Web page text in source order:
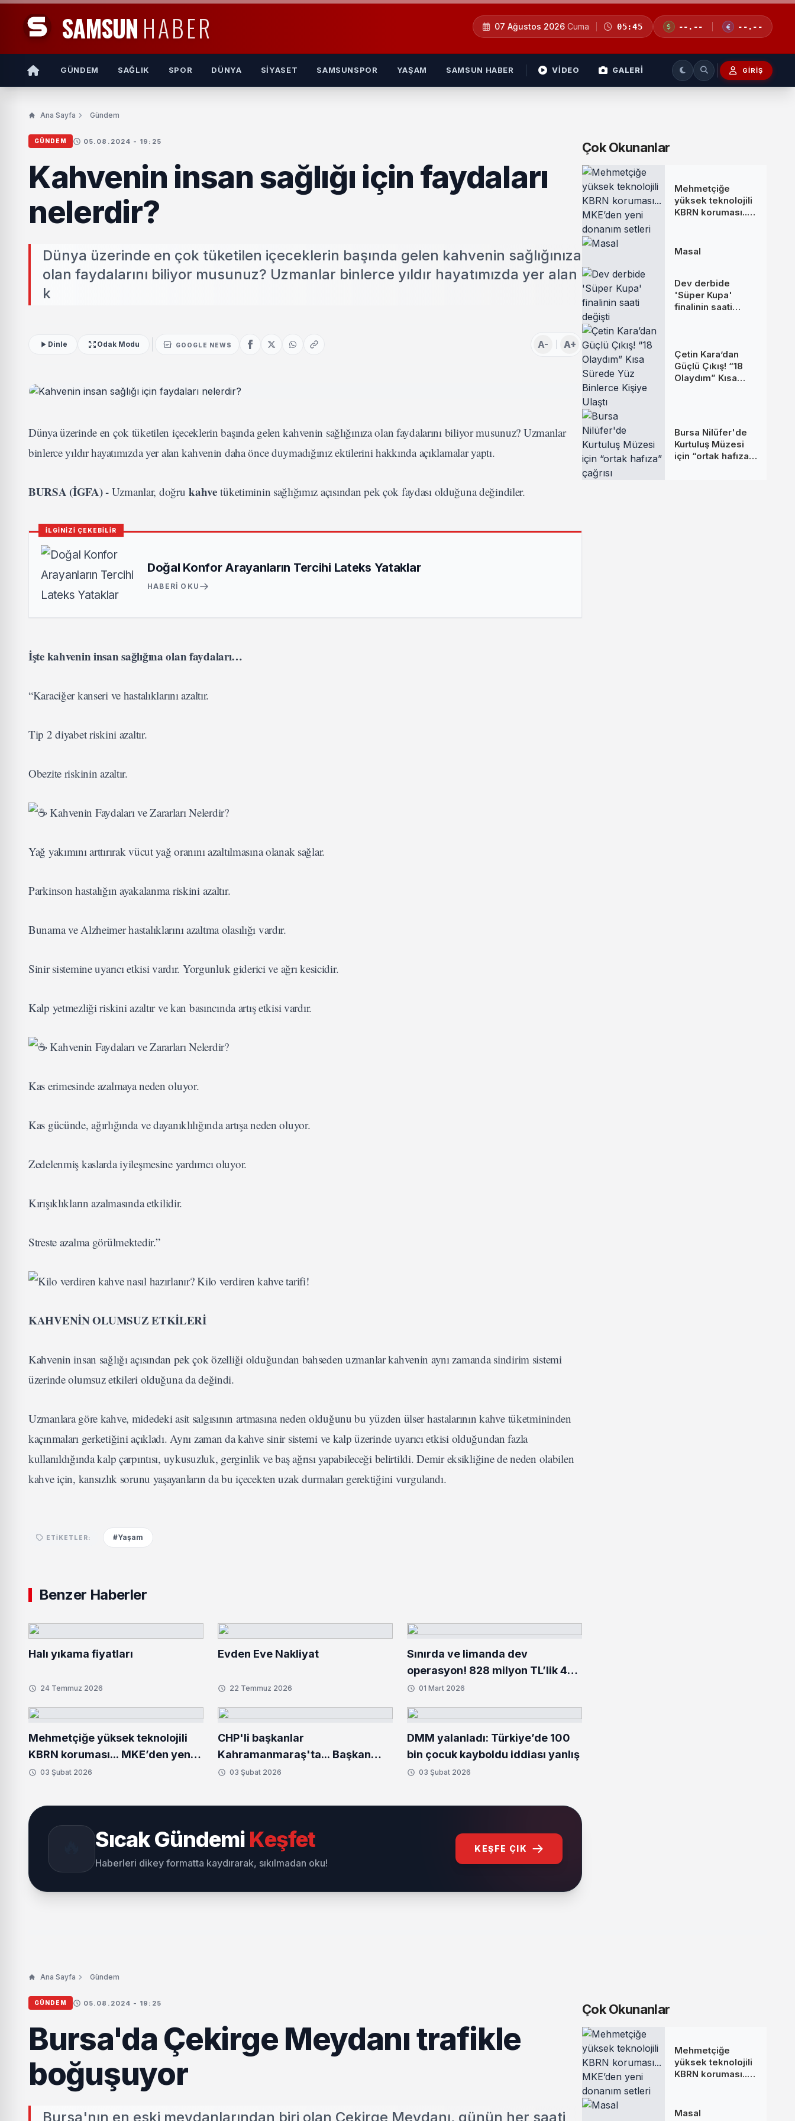
SAMSUN HABER 07 Ağustos 2026 Cuma 05:45 --.-- --.--
GÜNDEM SAĞLIK SPOR DÜNYA SIYASET SAMSUNSPOR YAŞAM SAMSUN HABER VİDEO GALERİ GIRIŞ
Ana Sayfa Gündem
GÜNDEM 05.08.2024 - 19:25
Kahvenin insan sağlığı için faydaları
nelerdir?
Dünya üzerinde en çok tüketilen içeceklerin başında gelen kahvenin sağlığınıza
olan faydalarını biliyor musunuz? Uzmanlar binlerce yıldır hayatımızda yer alan
k
Dinle Odak Modu GOOGLE NEWS A- A+
Dünya üzerinde en çok tüketilen içeceklerin başında gelen kahvenin sağlığınıza olan faydalarını biliyor musunuz? Uzmanlar
binlerce yıldır hayatımızda yer alan kahvenin daha önce duymadığınız ektilerini hakkında açıklamalar yaptı.
BURSA (İGFA) - Uzmanlar, doğru kahvetüketiminin sağlığımız açısından pek çok faydası olduğuna değindiler.
İLGİNİZİ ÇEKEBİLİR
Doğal Konfor Arayanların Tercihi Lateks Yataklar
HABERI OKU
İşte kahvenin insan sağlığına olan faydaları…
“Karaciğer kanseri ve hastalıklarını azaltır.
Tip 2 diyabet riskini azaltır.
Obezite riskinin azaltır.
Yağ yakımını arttırırak vücut yağ oranını azaltılmasına olanak sağlar.
Parkinson hastalığın ayakalanma riskini azaltır.
Bunama ve Alzheimer hastalıklarını azaltma olasılığı vardır.
Sinir sistemine uyarıcı etkisi vardır. Yorgunluk giderici ve ağrı kesicidir.
Kalp yetmezliği riskini azaltır ve kan basıncında artış etkisi vardır.
Kas erimesinde azalmaya neden oluyor.
Kas gücünde, ağırlığında ve dayanıklılığında artışa neden oluyor.
Zedelenmiş kaslarda iyileşmesine yardımcı oluyor.
Kırışıklıkların azalmasında etkilidir.
Streste azalma görülmektedir.”
KAHVENİN OLUMSUZ ETKİLERİ
Kahvenin insan sağlığı açısından pek çok özelliği olduğundan bahseden uzmanlar kahvenin aynı zamanda sindirim sistemi
üzerinde olumsuz etkileri olduğuna da değindi.
Uzmanlara göre kahve, midedeki asit salgısının artmasına neden olduğunu bu yüzden ülser hastalarının kahve tüketmininden
kaçınmaları gerketiğini açıkladı. Aynı zaman da kahve sinir sistemi ve kalp üzerinde uyarıcı etkisi olduğundan fazla
kullanıldığında kalp çarpıntısı, uykusuzluk, gerginlik ve baş ağrısı yapabileceği belirtildi. Demir eksikliğine de neden olabilen
kahve için, kansızlık sorunu yaşayanların da bu içecekten uzak durmaları gerektiğini vurgulandı.
ETIKETLER: #Yaşam
Benzer Haberler
Halı yıkama fiyatları
24 Temmuz 2026
Evden Eve Nakliyat
22 Temmuz 2026
Sınırda ve limanda dev
operasyon! 828 milyon TL’lik 484
kilo uyuşturucu ele geçirildi
01 Mart 2026
Mehmetçiğe yüksek teknolojili
KBRN koruması... MKE’den yeni
donanım setleri
03 Şubat 2026
CHP'li başkanlar
Kahramanmaraş'ta... Başkan
Bozbey'den deprem bölgesine
03 Şubat 2026
DMM yalanladı: Türkiye’de 100
bin çocuk kayboldu iddiası yanlış
03 Şubat 2026
Sıcak Gündemi Keşfet
Haberleri dikey formatta kaydırarak, sıkılmadan oku!
KEŞFE ÇIK
Çok Okunanlar
Mehmetçiğe
yüksek teknolojili
KBRN koruması...
Masal
Dev derbide
'Süper Kupa'
finalinin saati
Çetin Kara’dan
Güçlü Çıkış! “18
Olaydım” Kısa
Bursa Nilüfer'de
Kurtuluş Müzesi
için “ortak hafıza”
Ana Sayfa Gündem
GÜNDEM 05.08.2024 - 19:25
Bursa'da Çekirge Meydanı trafikle
boğuşuyor
Bursa'nın en eski meydanlarından biri olan Çekirge Meydanı, günün her saati
Çok Okunanlar
Mehmetçiğe
yüksek teknolojili
KBRN koruması...
Masal